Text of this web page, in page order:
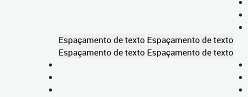
Espaçamento de texto Espaçamento de texto
Espaçamento de texto Espaçamento de texto